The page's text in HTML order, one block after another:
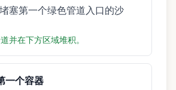
塞第一个绿色管道入口的沙
并在下方区域堆积。
一个容器